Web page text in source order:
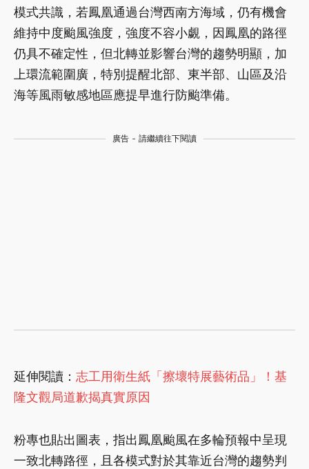
模式共識，若鳳凰通過台灣西南方海域，仍有機會
維持中度颱風強度，強度不容小覷，因鳳凰的路徑
仍具不確定性，但北轉並影響台灣的趨勢明顯，加
上環流範圍廣，特別提醒北部、東半部、山區及沿
海等風雨敏感地區應提早進行防颱準備。
廣告 - 請繼續往下閱讀
延伸閱讀： 志工用衛生紙「擦壞特展藝術品」！基
隆文觀局道歉揭真實原因
粉專也貼出圖表，指出鳳凰颱風在多輪預報中呈現
一致北轉路徑，且各模式對於其靠近台灣的趨勢判